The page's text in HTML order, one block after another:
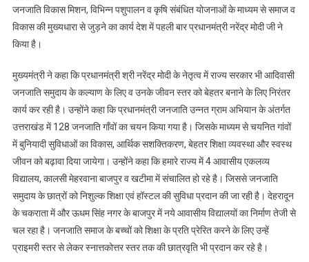
जनजाति विकास मिशन, विभिन्न पशुपालन व कृषि संबंधित योजनाओं के माध्यम से समाज व
विकास की मुख्यधारा से जुड़ने का कार्य देश में पहली बार प्रधानमंत्री नरेंद्र मोदी जी ने
किया है।
मुख्यमंत्री ने कहा कि प्रधानमंत्री श्री नरेंद्र मोदी के नेतृत्व में राज्य सरकार भी आदिवासी
जनजाति समुदाय के कल्याण के लिए व उनके जीवन स्तर को बेहतर बनाने के लिए निरंतर
कार्य कर रही है। उन्होंने कहा कि प्रधानमंत्री जनजाति उन्नत ग्राम अभियान के अंतर्गत
उत्तराखंड में 128 जनजाति गाँवों का चयन किया गया है। जिसके माध्यम से चयनित गांवों
में बुनियादी सुविधाओं का विकास, आर्थिक सशक्तिकरण, बेहतर शिक्षा व्यवस्था और स्वस्थ
जीवन को बढ़ावा दिया जायेगा। उन्होंने कहा कि हमारे राज्य में 4 आवासीय एकलव्य
विद्यालय, कालसी मेहरवाना बाजपुर व खटीमा में संचालित हो रहे है। जिससे जनजाति
समुदाय के छात्रों को निशुल्क शिक्षा एवं हॉस्टल की सुविधा प्रदान की जा रही है। देहरादून
के चकराता में और ऊधम सिंह नगर के बाजपुर में नये आवासीय विद्यालयों का निर्माण तेजी से
चल रहा है। जनजाति समाज के बच्चों को शिक्षा के प्रति प्रेरित करने के लिए उन्हें
प्राइमरी स्तर से लेकर स्नात्तकोत्तर स्तर तक की छात्रवृति भी प्रदान कर रहे है।